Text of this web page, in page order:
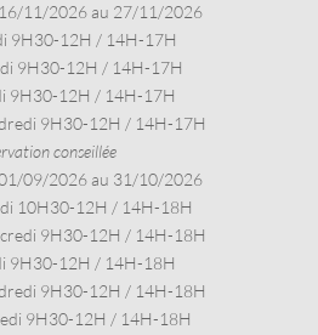
11/2026 au 27/11/2026
9H30-12H / 14H-17H
9H30-12H / 14H-17H
9H30-12H / 14H-17H
9H30-12H / 14H-17H
conseillée
09/2026 au 31/10/2026
10H30-12H / 14H-18H
9H30-12H / 14H-18H
9H30-12H / 14H-18H
9H30-12H / 14H-18H
9H30-12H / 14H-18H